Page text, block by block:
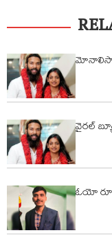
మోనాలిసా
వైరల్
ఓయో